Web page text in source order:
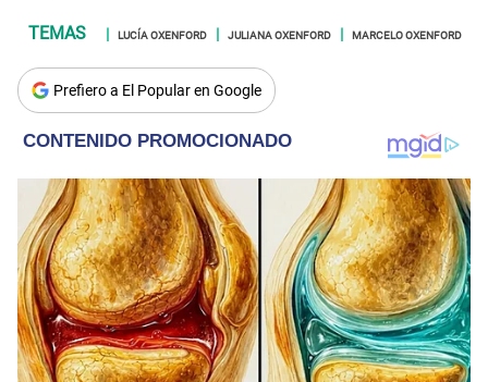
LUCÍA OXENFORD JULIANA OXENFORD MARCELO OXENFORD
Prefiero a El Popular en Google